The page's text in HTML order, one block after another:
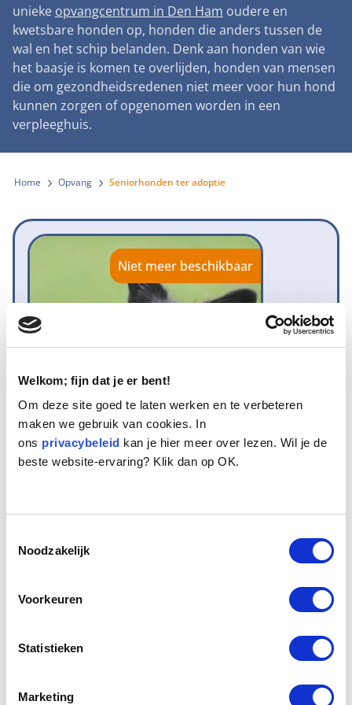
Welkom; fijn dat je er bent!
Om deze site goed te laten werken en te verbeteren
maken we gebruik van cookies. In
ons privacybeleid kan je hier meer over lezen. Wil je de
beste website-ervaring? Klik dan op OK.
Noodzakelijk
Voorkeuren
Statistieken
Marketing
Landelijke registratie bijtincidenten
Verantwoord fokbeleid
Landelijk vuurwerkverbod
Verplichte pre-aanschaf cursus
Gemeentelijk meldpunt bijtincidenten
Bescherming tegen grasaren
Lezingen
Symposium Gemeentelijk Dierenbeleid
Teken onze petitie
Steun als bedrijf
Adopteer een seniorhond
Sponsor een seniorhond
Steun als vrijwilliger
Honden voor Honden Loop
Vraag een donatiebox aan
Wat wij doen
Onze organisatie
Samenwerking
Jaarverslag
Vacatures
Donateursmagazine Hond
Onze successen voor honden
Contactgegevens
Pers
Nieuws
Nieuwsbrief
Incassodata
Zoeken
unieke opvangcentrum in Den Ham oudere en
kwetsbare honden op, honden die anders tussen de
wal en het schip belanden. Denk aan honden van wie
het baasje is komen te overlijden, honden van mensen
die om gezondheidsredenen niet meer voor hun hond
kunnen zorgen of opgenomen worden in een
verpleeghuis.
Home Opvang Seniorhonden ter adoptie
Niet meer beschikbaar
Leeftijd: 13
Geslacht:
Geplaatst.
naar een verpleeghuis en Miep verhuisde naar het seniorenhuis. Miep